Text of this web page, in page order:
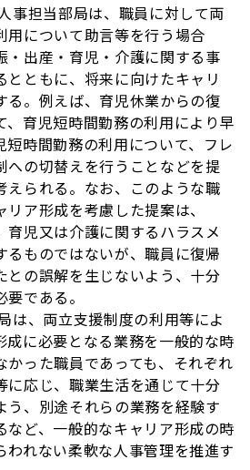
事担当部局は、職員に対して両
用について助言等を行う場合
・出産・育児・介護に関する事
とともに、将来に向けたキャリ
る。例えば、育児休業からの復
、育児短時間勤務の利用により早
短時間勤務の利用について、フレ
への切替えを行うことなどを提
えられる。なお、このような職
リア形成を考慮した提案は、
育児又は介護に関するハラスメ
るものではないが、職員に復帰
との誤解を生じないよう、十分
である。
は、両立支援制度の利用等によ
成に必要となる業務を一般的な時
かった職員であっても、それぞれ
に応じ、職業生活を通じて十分
う、別途それらの業務を経験す
など、一般的なキャリア形成の時
われない柔軟な人事管理を推進す